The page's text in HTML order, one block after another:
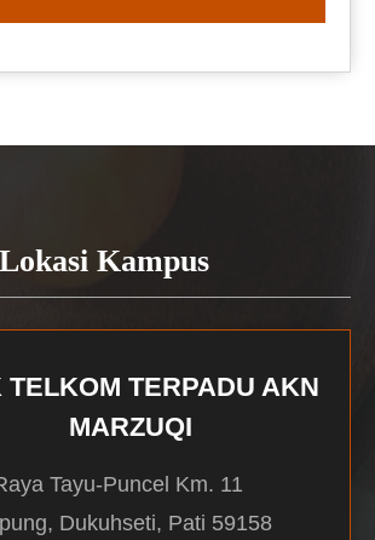
Lokasi Kampus
TELKOM TERPADU AKN
MARZUQI
Tayu-Puncel Km. 11
Dukuhseti, Pati 59158